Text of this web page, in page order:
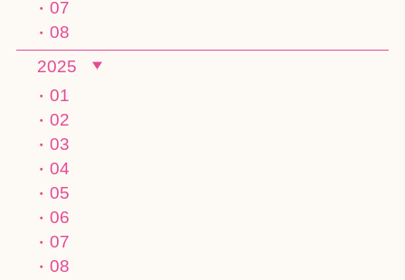
07
08
2025
01
02
03
04
05
06
07
08